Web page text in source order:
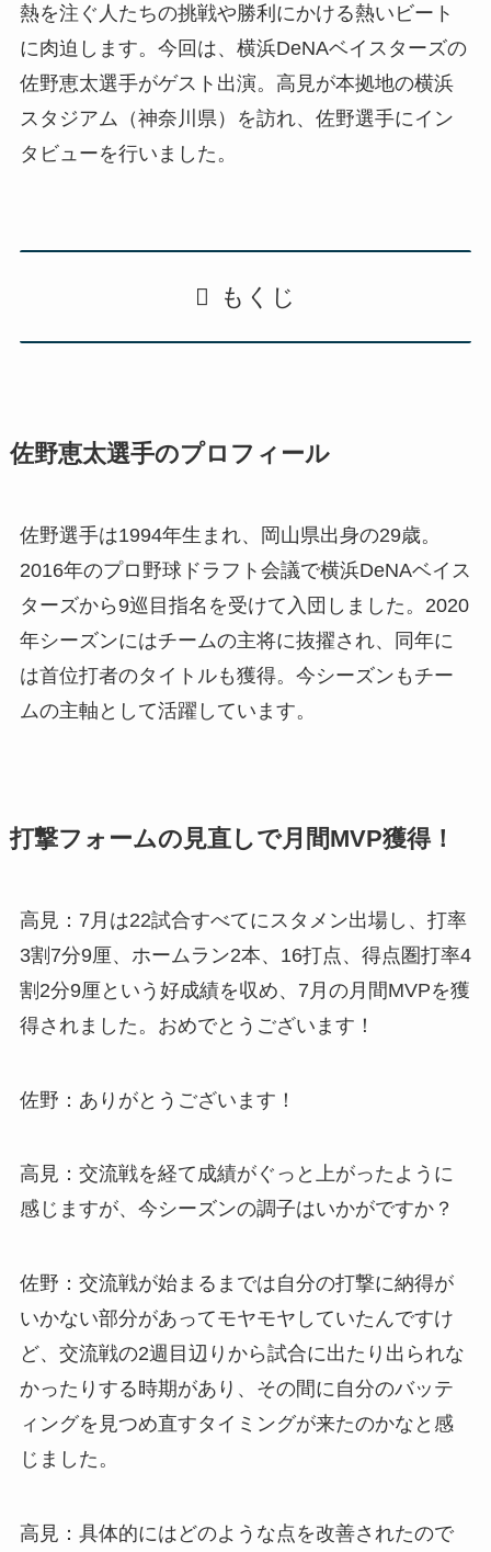
熱を注ぐ人たちの挑戦や勝利にかける熱いビート
に肉迫します。今回は、横浜DeNAベイスターズの
佐野恵太選手がゲスト出演。高見が本拠地の横浜
スタジアム（神奈川県）を訪れ、佐野選手にイン
タビューを行いました。
もくじ
佐野恵太選手のプロフィール
佐野選手は1994年生まれ、岡山県出身の29歳。
2016年のプロ野球ドラフト会議で横浜DeNAベイス
ターズから9巡目指名を受けて入団しました。2020
年シーズンにはチームの主将に抜擢され、同年に
は首位打者のタイトルも獲得。今シーズンもチー
ムの主軸として活躍しています。
打撃フォームの見直しで月間MVP獲得！
高見：7月は22試合すべてにスタメン出場し、打率
3割7分9厘、ホームラン2本、16打点、得点圏打率4
割2分9厘という好成績を収め、7月の月間MVPを獲
得されました。おめでとうございます！
佐野：ありがとうございます！
高見：交流戦を経て成績がぐっと上がったように
感じますが、今シーズンの調子はいかがですか？
佐野：交流戦が始まるまでは自分の打撃に納得が
いかない部分があってモヤモヤしていたんですけ
ど、交流戦の2週目辺りから試合に出たり出られな
かったりする時期があり、その間に自分のバッテ
ィングを見つめ直すタイミングが来たのかなと感
じました。
高見：具体的にはどのような点を改善されたので